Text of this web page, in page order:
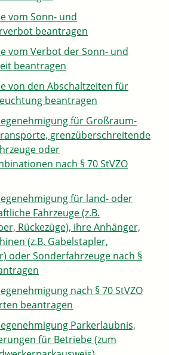
vom Sonn- und
beantragen
vom Verbot der Sonn- und
beantragen
von den Abschaltzeiten für
beantragen
für Großraum-
grenzüberschreitende
oder
nach § 70 StVZO
für land- oder
Fahrzeuge (z.B.
Rückezüge), ihre Anhänger,
(z.B. Gabelstapler,
oder Sonderfahrzeuge nach §
nach § 70 StVZO
beantragen
Parkerlaubnis,
für Betriebe (zum